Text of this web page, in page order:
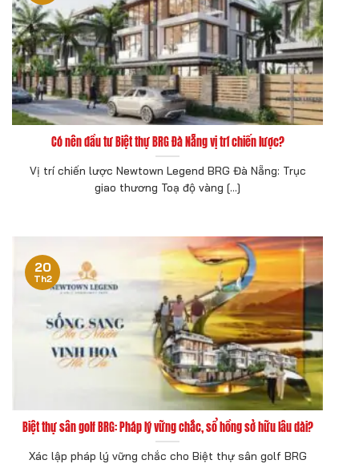
Có nên đầu tư Biệt thự BRG Đà Nẵng vị trí chiến lược?
Vị trí chiến lược Newtown Legend BRG Đà Nẵng: Trục
giao thương Toạ độ vàng [...]
Biệt thự sân golf BRG: Pháp lý vững chắc, sổ hồng sở hữu lâu dài?
Xác lập pháp lý vững chắc cho Biệt thự sân golf BRG
20
Th2